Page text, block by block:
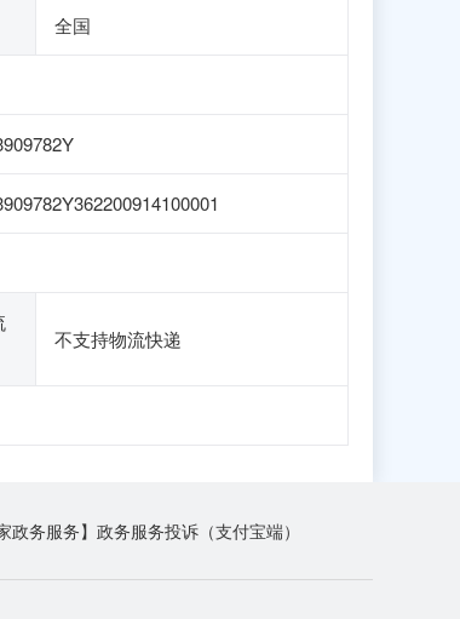
全国
不支持物流快递
政务服务】政务服务投诉（支付宝端）